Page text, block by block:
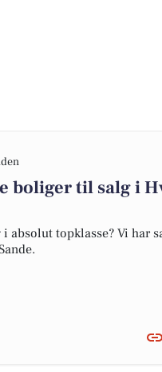
boliger til salg i
absolut topklasse? Vi har